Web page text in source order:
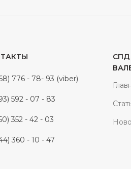
776 - 78- 93 (viber)
592 - 07 - 83
352 - 42 - 03
360 - 10 - 47